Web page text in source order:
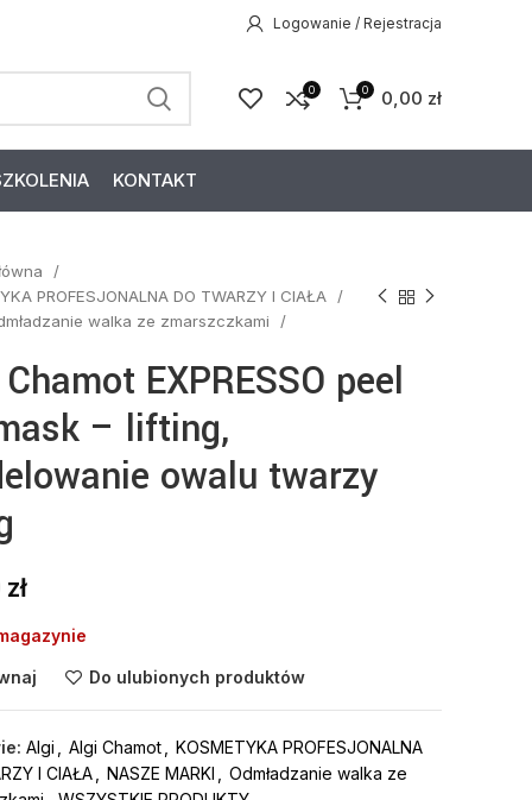
Logowanie / Rejestracja
0 0 0,00 zł
KONTAKT
PROFESJONALNA DO TWARZY I CIAŁA
walka ze zmarszczkami
EXPRESSO peel
– lifting,
owalu twarzy
zł
Do ulubionych produktów
Algi Algi Chamot
KOSMETYKA PROFESJONALNA
I CIAŁA
NASZE MARKI
Odmładzanie walka ze